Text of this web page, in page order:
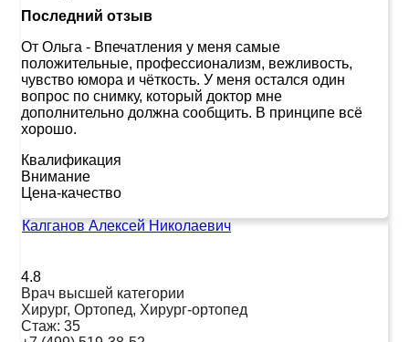
Последний отзыв
От Ольга - Впечатления у меня самые
положительные, профессионализм, вежливость,
чувство юмора и чёткость. У меня остался один
вопрос по снимку, который доктор мне
дополнительно должна сообщить. В принципе всё
хорошо.
Квалификация
Внимание
Цена-качество
Калганов Алексей Николаевич
4.8
Врач высшей категории
Хирург, Ортопед, Хирург-ортопед
Стаж: 35